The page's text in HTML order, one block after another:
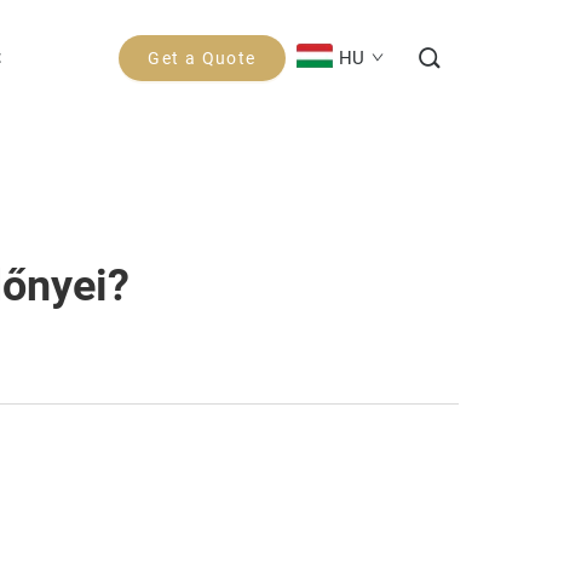
Get a Quote HU